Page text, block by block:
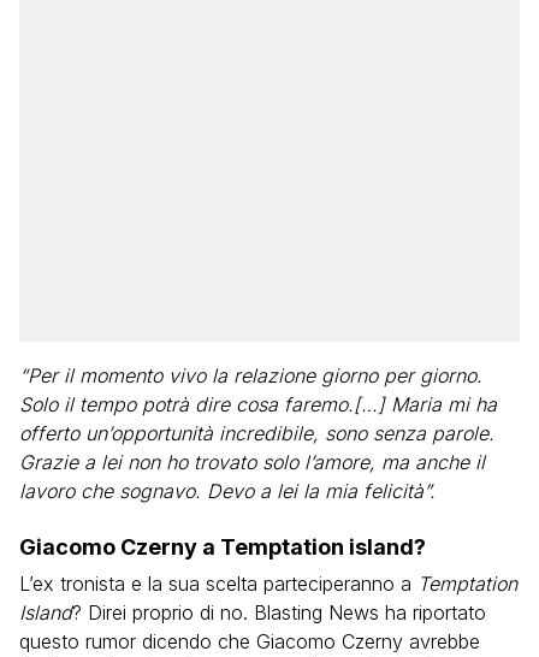
“Per il momento vivo la relazione giorno per giorno.
Solo il tempo potrà dire cosa faremo.[…] Maria mi ha
offerto un’opportunità incredibile, sono senza parole.
Grazie a lei non ho trovato solo l’amore, ma anche il
lavoro che sognavo. Devo a lei la mia felicità”.
Giacomo Czerny a Temptation island?
L’ex tronista e la sua scelta parteciperanno a Temptation
Island? Direi proprio di no. Blasting News ha riportato
questo rumor dicendo che Giacomo Czerny avrebbe